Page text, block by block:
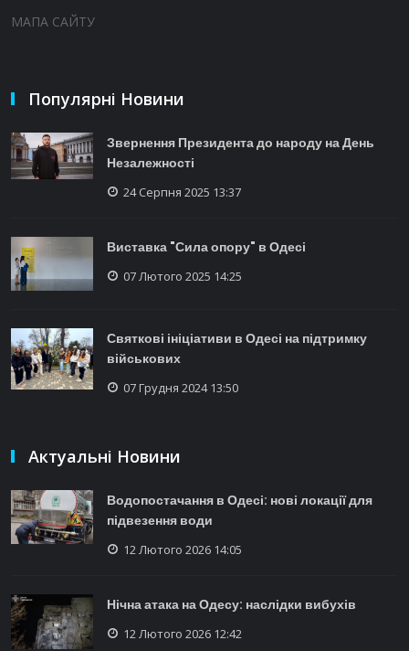
МАПА САЙТУ
Популярні Новини
Звернення Президента до народу на День
Незалежності
24 Серпня 2025 13:37
Виставка "Сила опору" в Одесі
07 Лютого 2025 14:25
Святкові ініціативи в Одесі на підтримку
військових
07 Грудня 2024 13:50
Актуальні Новини
Водопостачання в Одесі: нові локації для
підвезення води
12 Лютого 2026 14:05
Нічна атака на Одесу: наслідки вибухів
12 Лютого 2026 12:42